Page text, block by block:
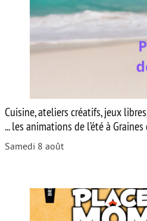
Cuisine, ateliers créatifs, jeux
... les animations de l’été à
Samedi 8 août